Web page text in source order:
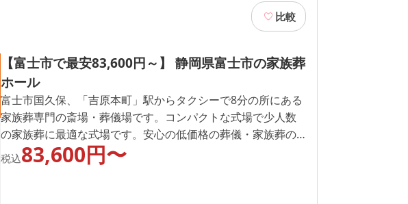
比較
【富士市で最安83,600円～】 静岡県富士市の家族葬
ホール
富士市国久保、「吉原本町」駅からタクシーで8分の所にある
家族葬専門の斎場・葬儀場です。コンパクトな式場で少人数
の家族葬に最適な式場です。安心の低価格の葬儀・家族葬の
費用、ゆっくりとお過ごしいただけるリビングなどの設備が
整っており、1組のご家族様で貸切なので、他家に気にせずゆ
税込83,600円〜